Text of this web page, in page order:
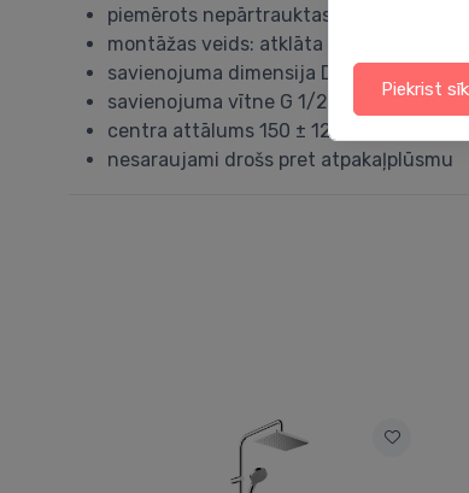
piemērots nepārtrauktas plūsmas
montāžas veids: atklāta uzstādīšana
savienojuma dimensija DN15
savienojuma vītne G 1/2
centra attālums 150 ± 12 mm
nesaraujami drošs pret atpakaļplūsmu
Piekrist